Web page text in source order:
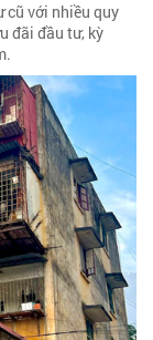
cũ với nhiều quy
đãi đầu tư, kỳ